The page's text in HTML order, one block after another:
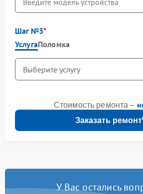
Шаг №3
УслугаПоломка
Заказать ремонт
Стоимость ремонта –
У Вас остались